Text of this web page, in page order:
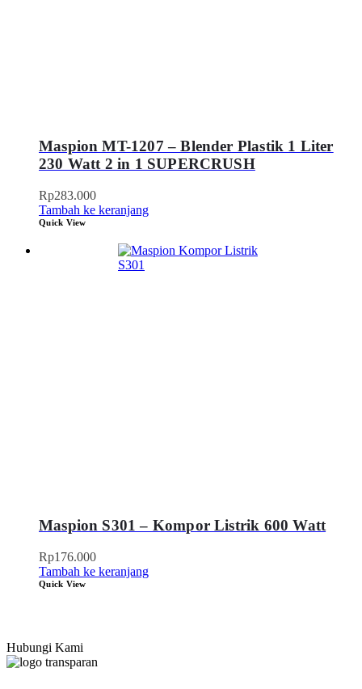
Maspion MT-1207 – Blender Plastik 1 Liter
230 Watt 2 in 1 SUPERCRUSH
Rp283.000
Tambah ke keranjang
Quick View
Maspion S301 – Kompor Listrik 600 Watt
Rp176.000
Tambah ke keranjang
Quick View
Hubungi Kami